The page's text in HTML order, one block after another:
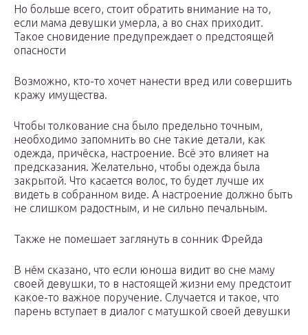
Но больше всего, стоит обратить внимание на то,
если мама девушки умерла, а во снах приходит.
Такое сновидение предупреждает о предстоящей
опасности
Возможно, кто-то хочет нанести вред или совершить
кражу имущества.
Чтобы толкование сна было предельно точным,
необходимо запомнить во сне такие детали, как
одежда, причёска, настроение. Всё это влияет на
предсказания. Желательно, чтобы одежда была
закрытой. Что касается волос, то будет лучше их
видеть в собранном виде. А настроение должно быть
не слишком радостным, и не сильно печальным.
Также не помешает заглянуть в сонник Фрейда
В нём сказано, что если юноша видит во сне маму
своей девушки, то в настоящей жизни ему предстоит
какое-то важное поручение. Случается и такое, что
парень вступает в диалог с матушкой своей девушки